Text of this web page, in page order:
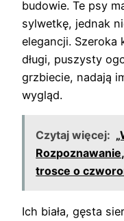
budowie. Te psy
sylwetkę, jednak
elegancji. Szeroka
długi, puszysty
grzbiecie, nadają
wygląd.
Czytaj więcej:
trosce o
Ich biała, gęsta